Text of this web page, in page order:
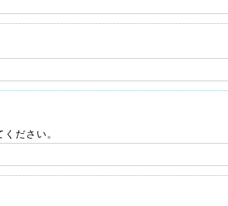
ださい。